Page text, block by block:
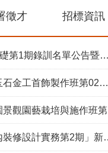
徵才 招標資訊
名單公告暨新生報到通知單
期」新生甄試通知單暨注意事項
作班第2期」甄試通知單暨注意事項
2期」新生甄試通知單暨注意事項